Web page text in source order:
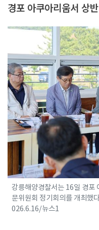
경포 아쿠아리움서 상
강릉해양경찰서는 16일 경포
문위원회 정기회의를 개최했
026.6.16/뉴스1